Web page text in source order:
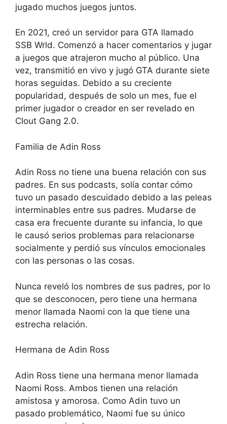
jugado muchos juegos juntos.
En 2021, creó un servidor para GTA llamado
SSB Wrld. Comenzó a hacer comentarios y jugar
a juegos que atrajeron mucho al público. Una
vez, transmitió en vivo y jugó GTA durante siete
horas seguidas. Debido a su creciente
popularidad, después de solo un mes, fue el
primer jugador o creador en ser revelado en
Clout Gang 2.0.
Familia de Adin Ross
Adin Ross no tiene una buena relación con sus
padres. En sus podcasts, solía contar cómo
tuvo un pasado descuidado debido a las peleas
interminables entre sus padres. Mudarse de
casa era frecuente durante su infancia, lo que
le causó serios problemas para relacionarse
socialmente y perdió sus vínculos emocionales
con las personas o las cosas.
Nunca reveló los nombres de sus padres, por lo
que se desconocen, pero tiene una hermana
menor llamada Naomi con la que tiene una
estrecha relación.
Hermana de Adin Ross
Adin Ross tiene una hermana menor llamada
Naomi Ross. Ambos tienen una relación
amistosa y amorosa. Como Adin tuvo un
pasado problemático, Naomi fue su único